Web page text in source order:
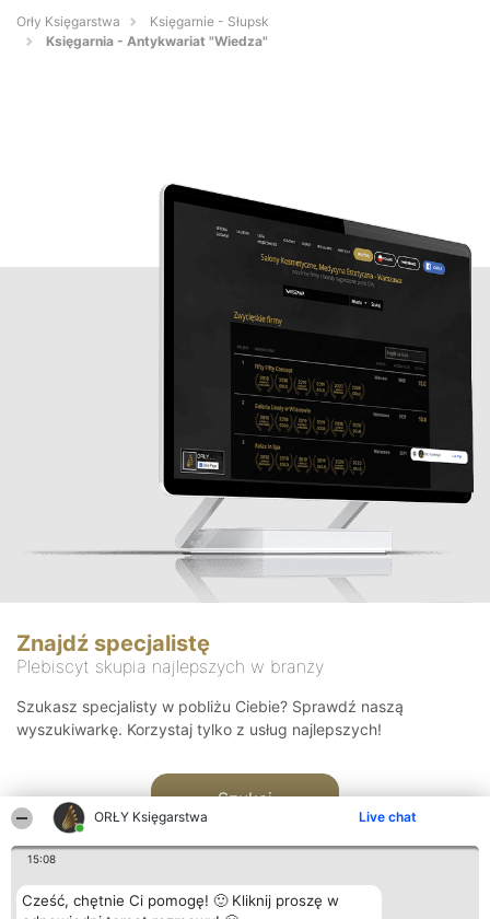
ORŁY Księgarstwa Live chat
15:08
Cześć, chętnie Ci pomogę! 🙂 Kliknij proszę w
Orły Księgarstwa
Księgarnie - Słupsk
Księgarnia - Antykwariat "Wiedza"
Znajdź specjalistę
Plebiscyt skupia najlepszych w branży
Szukasz specjalisty w pobliżu Ciebie? Sprawdź naszą
wyszukiwarkę. Korzystaj tylko z usług najlepszych!
Szukaj